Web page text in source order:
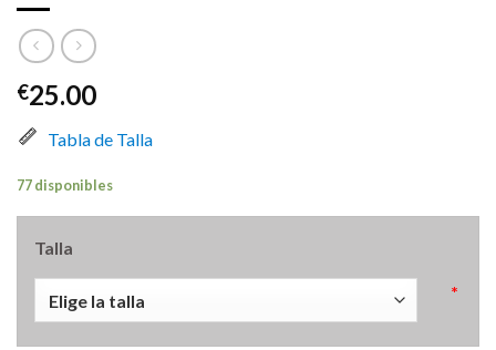
€25.00
Tabla de Talla
77 disponibles
Talla
*